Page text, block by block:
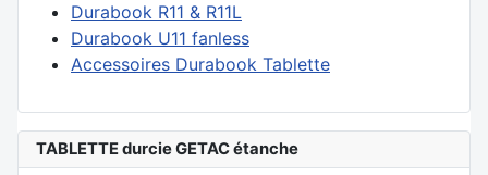
Durabook R11 & R11L
Durabook U11 fanless
Accessoires Durabook Tablette
TABLETTE durcie GETAC étanche